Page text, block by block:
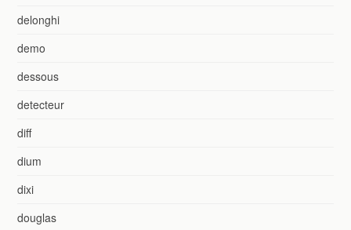
delonghi
demo
dessous
detecteur
diff
dium
dixi
douglas